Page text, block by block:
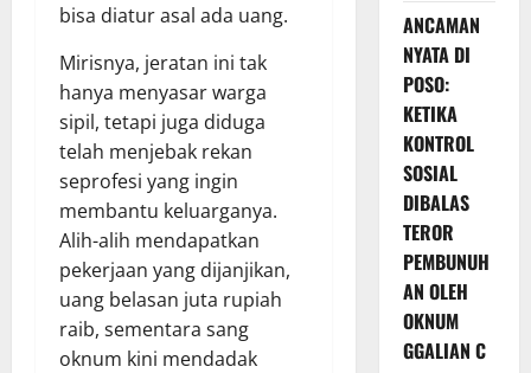
bisa diatur asal ada uang.
Mirisnya, jeratan ini tak
hanya menyasar warga
sipil, tetapi juga diduga
telah menjebak rekan
seprofesi yang ingin
membantu keluarganya.
Alih-alih mendapatkan
pekerjaan yang dijanjikan,
uang belasan juta rupiah
raib, sementara sang
oknum kini mendadak
ANCAMAN
NYATA DI
POSO:
KETIKA
KONTROL
SOSIAL
DIBALAS
TEROR
PEMBUNUH
AN OLEH
OKNUM
GGALIAN C